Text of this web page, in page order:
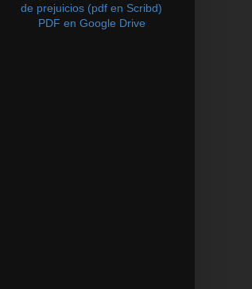
de prejuicios (pdf en Scribd)
PDF en Google Drive